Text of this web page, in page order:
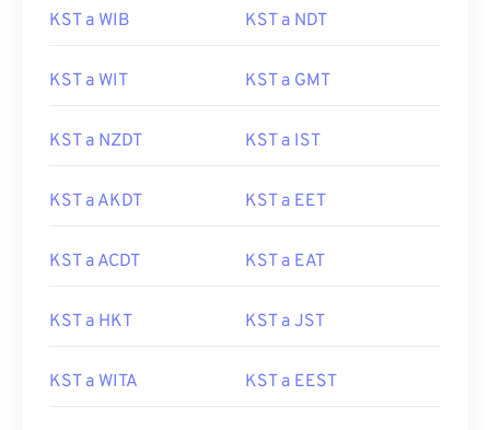
KST a WIB KST a NDT
KST a WIT KST a GMT
KST a NZDT KST a IST
KST a AKDT KST a EET
KST a ACDT KST a EAT
KST a HKT KST a JST
KST a WITA KST a EEST